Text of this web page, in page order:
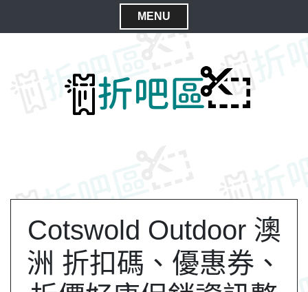
MENU
C
Cotswold Outdoor 澳
洲 折扣碼、優惠券、